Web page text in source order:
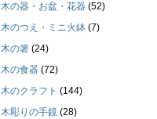
木の器・お盆・花器 (52)
木のつえ・ミニ火鉢 (7)
木の箸 (24)
木の食器 (72)
木のクラフト (144)
木彫りの手鏡 (28)